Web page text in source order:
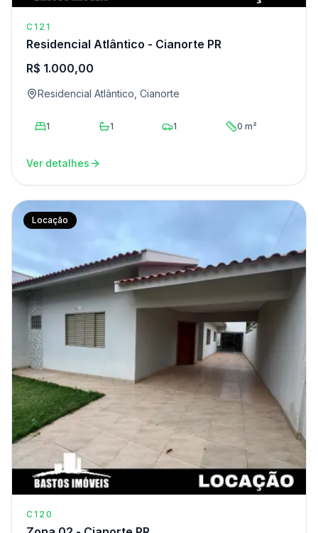
C121
Residencial Atlântico - Cianorte PR
R$ 1.000,00
Residencial Atlântico, Cianorte
1 1 1 0 m²
Ver detalhes
Locação
C120